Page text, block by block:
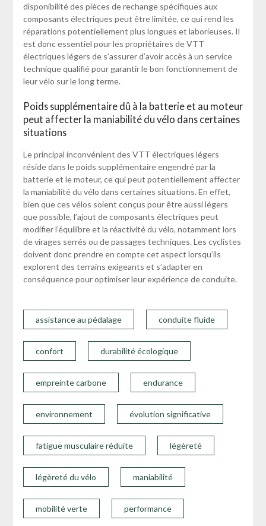
disponibilité des pièces de rechange spécifiques aux
composants électriques peut être limitée, ce qui rend les
réparations potentiellement plus longues et laborieuses. Il
est donc essentiel pour les propriétaires de VTT
électriques légers de s’assurer d’avoir accès à un service
technique qualifié pour garantir le bon fonctionnement de
leur vélo sur le long terme.
Poids supplémentaire dû à la batterie et au moteur
peut affecter la maniabilité du vélo dans certaines
situations
Le principal inconvénient des VTT électriques légers
réside dans le poids supplémentaire engendré par la
batterie et le moteur, ce qui peut potentiellement affecter
la maniabilité du vélo dans certaines situations. En effet,
bien que ces vélos soient conçus pour être aussi légers
que possible, l’ajout de composants électriques peut
modifier l’équilibre et la réactivité du vélo, notamment lors
de virages serrés ou de passages techniques. Les cyclistes
doivent donc prendre en compte cet aspect lorsqu’ils
explorent des terrains exigeants et s’adapter en
conséquence pour optimiser leur expérience de conduite.
assistance au pédalage conduite fluide
confort durabilité écologique
empreinte carbone endurance
environnement évolution significative
fatigue musculaire réduite légèreté
légèreté du vélo maniabilité
mobilité verte performance